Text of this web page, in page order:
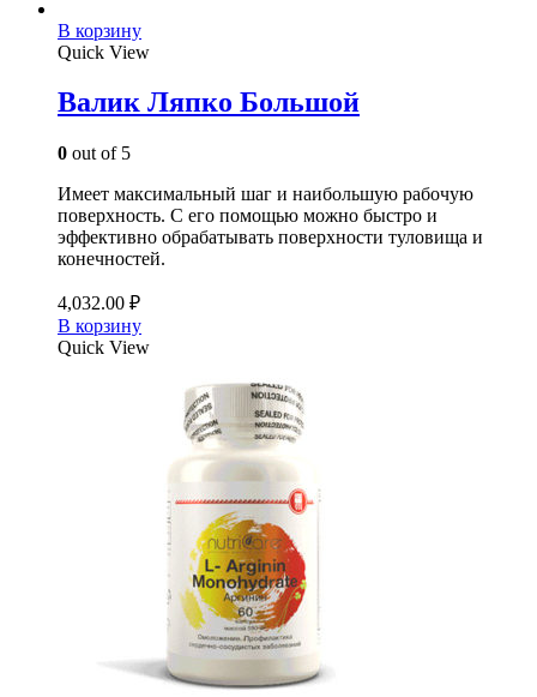
В корзину
Quick View
Валик Ляпко Большой
0 out of 5
Имеет максимальный шаг и наибольшую рабочую
поверхность. С его помощью можно быстро и
эффективно обрабатывать поверхности туловища и
конечностей.
4,032.00 ₽
В корзину
Quick View